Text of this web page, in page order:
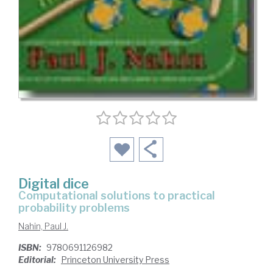
Digital dice
computational solutions to practical
probability problems
Nahin, Paul J.
ISBN: 9780691126982
Editorial: Princeton University Press